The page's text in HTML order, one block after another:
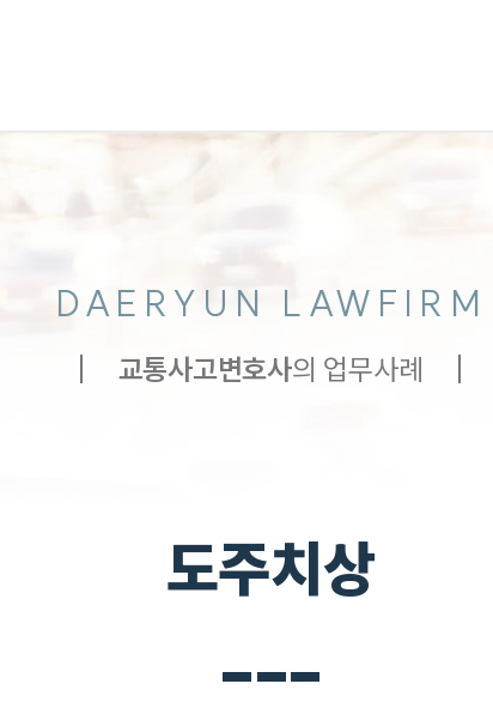
DAERYUN LAWFIRM
교통사고변호사의 업무사례
도주치상
___